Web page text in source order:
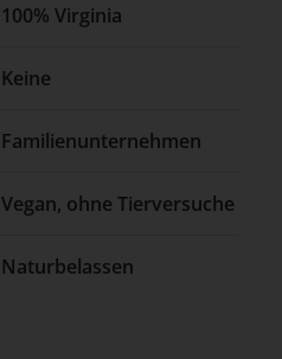
100% Virginia
Keine
Familienunternehmen
Vegan, ohne Tierversuche
Naturbelassen